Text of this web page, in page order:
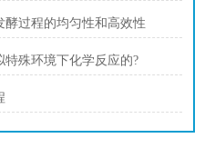
酵过程的均匀性和高效性
殊环境下化学反应的?